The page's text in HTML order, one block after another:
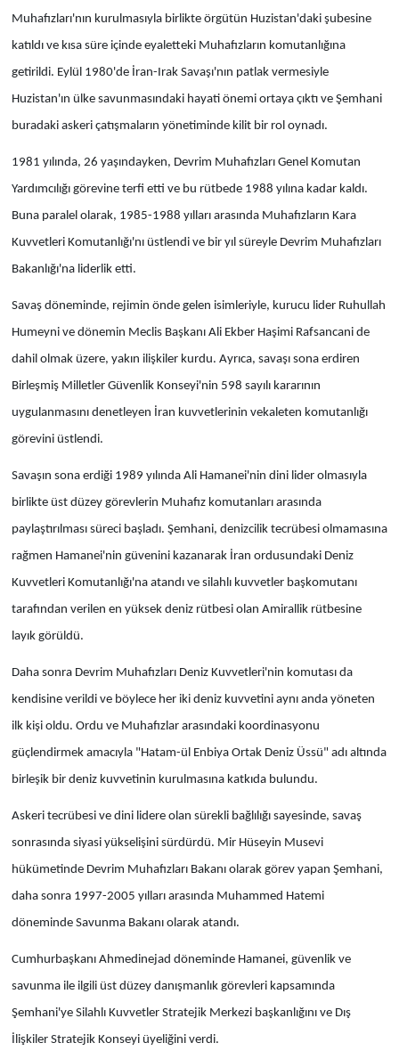
Muhafızları'nın kurulmasıyla birlikte örgütün Huzistan'daki şubesine
katıldı ve kısa süre içinde eyaletteki Muhafızların komutanlığına
getirildi. Eylül 1980'de İran-Irak Savaşı'nın patlak vermesiyle
Huzistan'ın ülke savunmasındaki hayati önemi ortaya çıktı ve Şemhani
buradaki askeri çatışmaların yönetiminde kilit bir rol oynadı.
1981 yılında, 26 yaşındayken, Devrim Muhafızları Genel Komutan
Yardımcılığı görevine terfi etti ve bu rütbede 1988 yılına kadar kaldı.
Buna paralel olarak, 1985-1988 yılları arasında Muhafızların Kara
Kuvvetleri Komutanlığı'nı üstlendi ve bir yıl süreyle Devrim Muhafızları
Bakanlığı'na liderlik etti.
Savaş döneminde, rejimin önde gelen isimleriyle, kurucu lider Ruhullah
Humeyni ve dönemin Meclis Başkanı Ali Ekber Haşimi Rafsancani de
dahil olmak üzere, yakın ilişkiler kurdu. Ayrıca, savaşı sona erdiren
Birleşmiş Milletler Güvenlik Konseyi'nin 598 sayılı kararının
uygulanmasını denetleyen İran kuvvetlerinin vekaleten komutanlığı
görevini üstlendi.
Savaşın sona erdiği 1989 yılında Ali Hamanei'nin dini lider olmasıyla
birlikte üst düzey görevlerin Muhafız komutanları arasında
paylaştırılması süreci başladı. Şemhani, denizcilik tecrübesi olmamasına
rağmen Hamanei'nin güvenini kazanarak İran ordusundaki Deniz
Kuvvetleri Komutanlığı'na atandı ve silahlı kuvvetler başkomutanı
tarafından verilen en yüksek deniz rütbesi olan Amirallik rütbesine
layık görüldü.
Daha sonra Devrim Muhafızları Deniz Kuvvetleri'nin komutası da
kendisine verildi ve böylece her iki deniz kuvvetini aynı anda yöneten
ilk kişi oldu. Ordu ve Muhafızlar arasındaki koordinasyonu
güçlendirmek amacıyla "Hatam-ül Enbiya Ortak Deniz Üssü" adı altında
birleşik bir deniz kuvvetinin kurulmasına katkıda bulundu.
Askeri tecrübesi ve dini lidere olan sürekli bağlılığı sayesinde, savaş
sonrasında siyasi yükselişini sürdürdü. Mir Hüseyin Musevi
hükümetinde Devrim Muhafızları Bakanı olarak görev yapan Şemhani,
daha sonra 1997-2005 yılları arasında Muhammed Hatemi
döneminde Savunma Bakanı olarak atandı.
Cumhurbaşkanı Ahmedinejad döneminde Hamanei, güvenlik ve
savunma ile ilgili üst düzey danışmanlık görevleri kapsamında
Şemhani'ye Silahlı Kuvvetler Stratejik Merkezi başkanlığını ve Dış
İlişkiler Stratejik Konseyi üyeliğini verdi.